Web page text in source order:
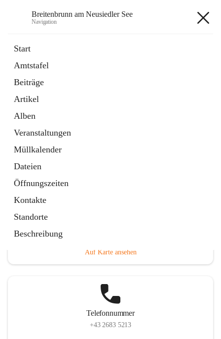
Breitenbrunn am Neusiedler See
Navigation
Start
Amtstafel
Beiträge
Artikel
Alben
Veranstaltungen
Müllkalender
Dateien
Öffnungszeiten
Kontakte
Standorte
Beschreibung
18 Schnellzugriffe
Gemeindeservice
Auf Karte ansehen
Telefonnummer
+43 2683 5213